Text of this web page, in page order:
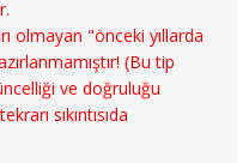
olmayan "önceki yıllarda
(Bu tip
ve doğruluğu
sıkıntısıda